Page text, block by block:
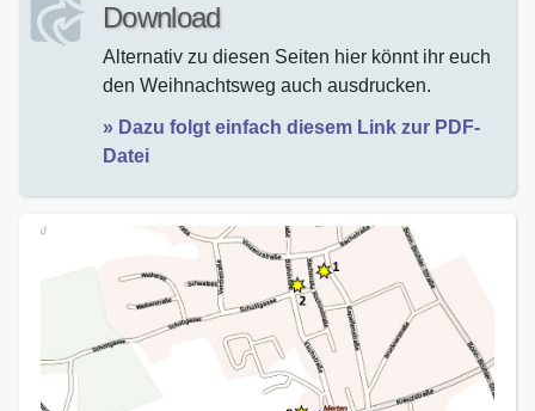
Download
Alternativ zu diesen Seiten hier könnt ihr euch
den Weihnachtsweg auch ausdrucken.
» Dazu folgt einfach diesem Link zur PDF-
Datei